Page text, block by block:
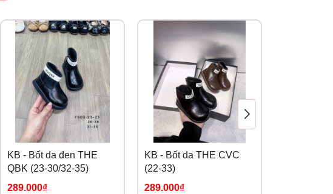
KB - Bốt da đen THE
QBK (23-30/32-35)
289.000₫
KB - Bốt da THE CVC
(22-33)
289.000₫